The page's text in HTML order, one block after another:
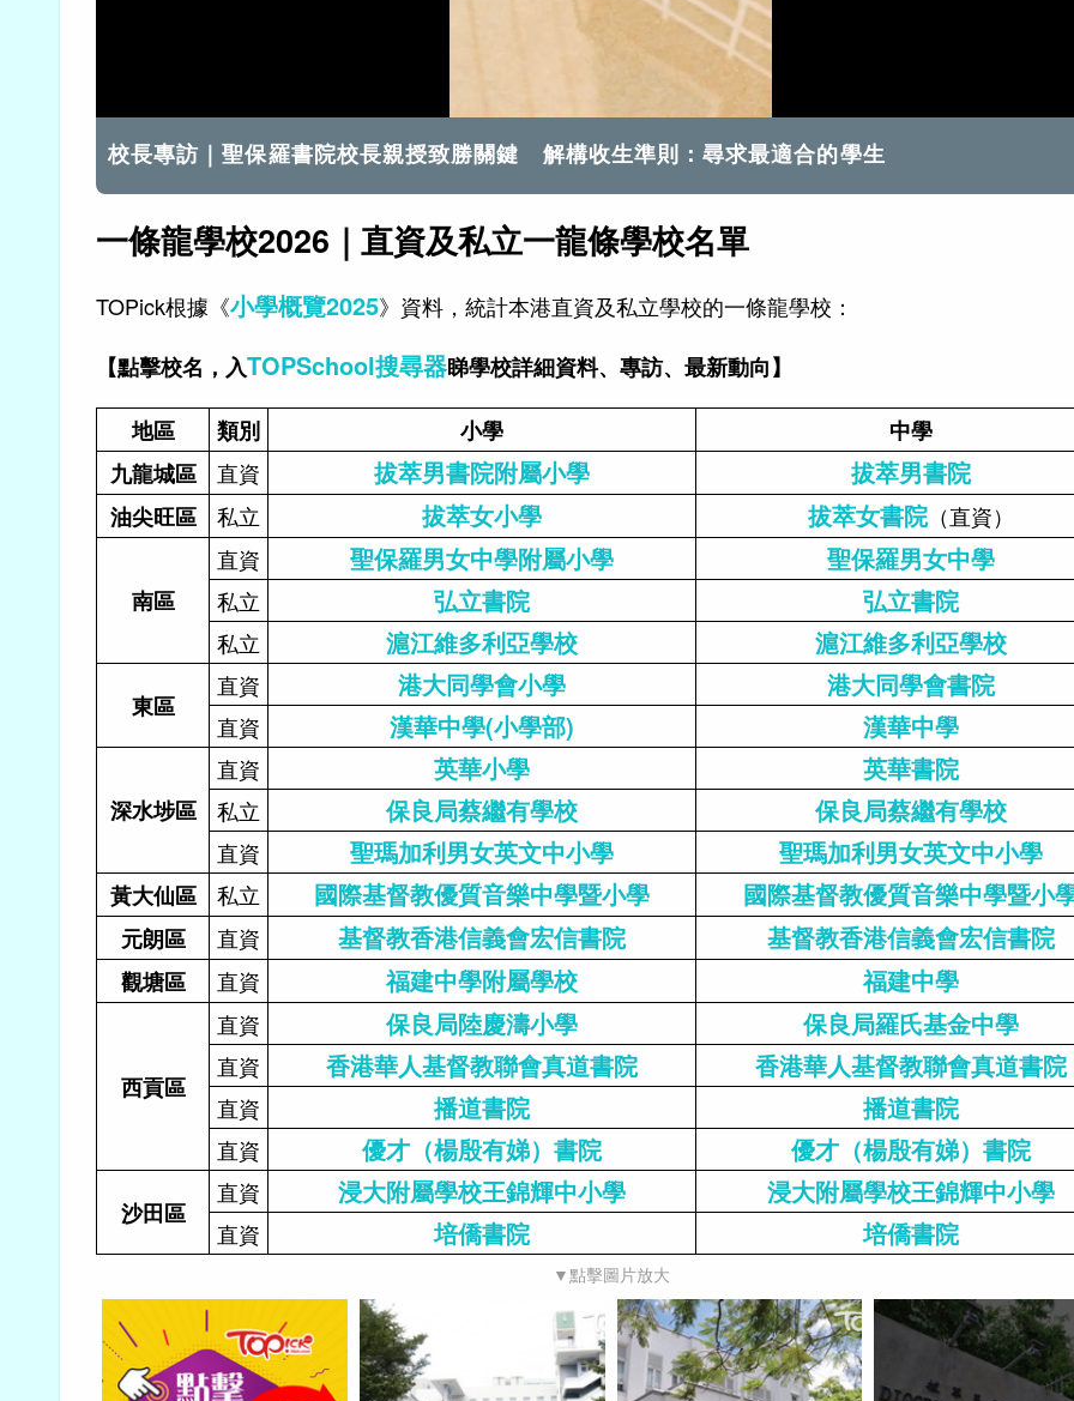
入
71.64%
校長專訪｜聖保羅書院校長親授致勝關鍵 解構收生準則：尋求最適合的學生
一條龍學校2026｜直資及私立一龍條學校名單
TOPick根據《小學概覽2025》資料，統計本港直資及私立學校的一條龍學校：
【點擊校名，入TOPSchool搜尋器睇學校詳細資料、專訪、最新動向】
地區 類別 小學
中學
九龍城區
直資 拔萃男書院附屬小學 拔萃男書院
油尖旺區 私立 拔萃女小學 拔萃女書院（直資）
南區
直資 聖保羅男女中學附屬小學 聖保羅男女中學
私立 弘立書院 弘立書院
私立 滬江維多利亞學校 滬江維多利亞學校
東區
直資 港大同學會小學 港大同學會書院
直資 漢華中學(小學部) 漢華中學
深水埗區
直資 英華小學 英華書院
私立 保良局蔡繼有學校 保良局蔡繼有學校
直資 聖瑪加利男女英文中小學 聖瑪加利男女英文中小學
黃大仙區 私立 國際基督教優質音樂中學暨小學 國際基督教優質音樂中學暨小
元朗區 直資 基督教香港信義會宏信書院 基督教香港信義會宏信書院
觀塘區 直資 福建中學附屬學校 福建中學
西貢區
直資 保良局陸慶濤小學 保良局羅氏基金中學
直資 香港華人基督教聯會真道書院 香港華人基督教聯會真道書院
直資 播道書院 播道書院
直資 優才（楊殷有娣）書院 優才（楊殷有娣）書院
沙田區
直資 浸大附屬學校王錦輝中小學 浸大附屬學校王錦輝中小學
直資 培僑書院 培僑書院
▼點擊圖片放大